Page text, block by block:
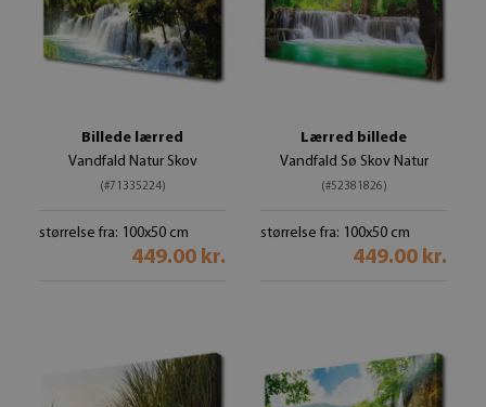
Billede lærred
Vandfald Natur Skov
(#71335224)
størrelse fra: 100x50 cm
449.00 kr.
Lærred billede
Vandfald Sø Skov Natur
(#52381826)
størrelse fra: 100x50 cm
449.00 kr.